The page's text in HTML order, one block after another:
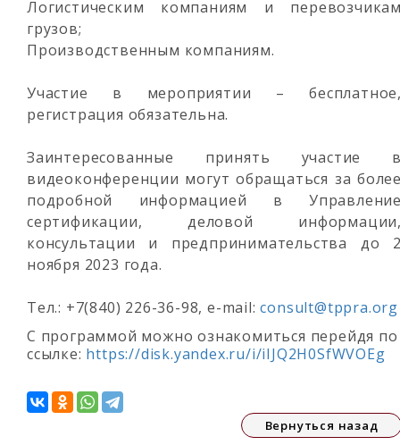
Логистическим компаниям и
грузов;
Производственным компаниям.
Участие в мероприятии –
регистрация обязательна.
Заинтересованные принять участие
видеоконференции могут обращаться за
подробной информацией в
сертификации, деловой
консультации и предпринимательства до
ноября 2023 года.
Тел.: +7(840) 226-36-98, е-mail:consult@tppra.org
С программой можно ознакомиться перейдя по
ссылке: https://disk.yandex.ru/i/iIJQ2H0SfWVOEg
Вернуться назад